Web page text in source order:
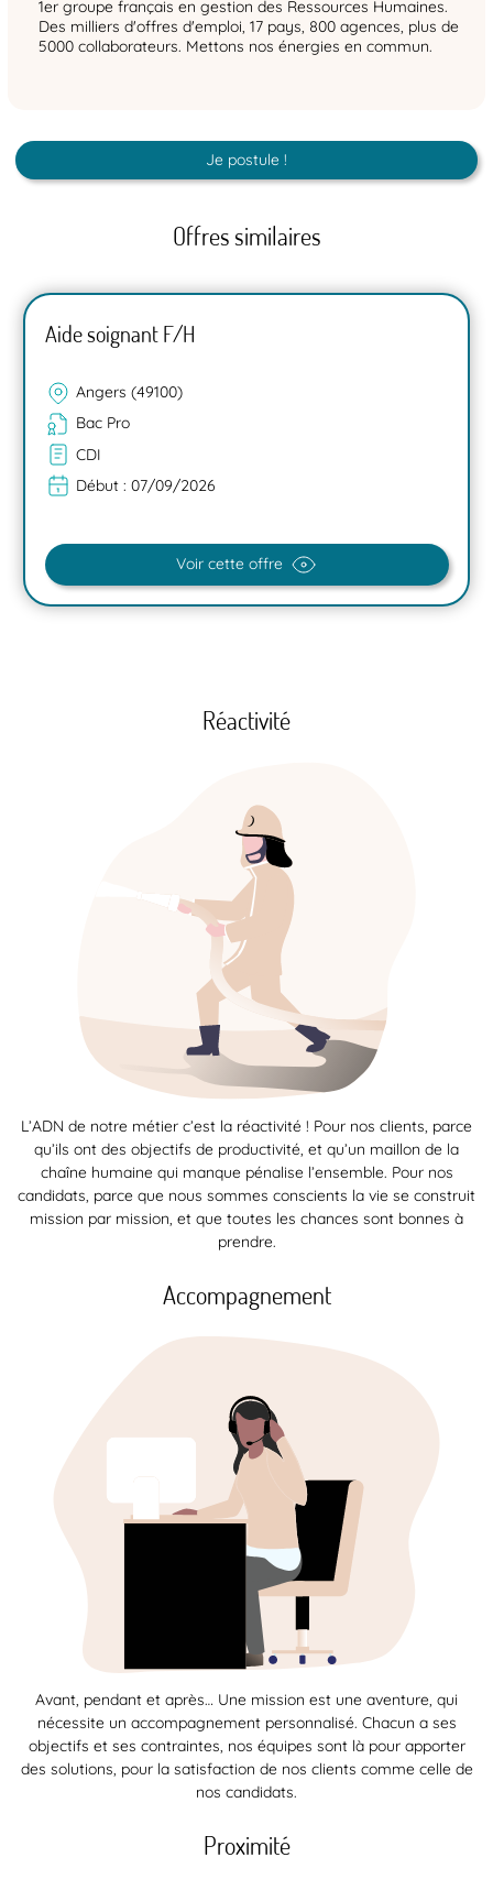
1er groupe français en gestion des Ressources Humaines.
Des milliers d'offres d'emploi, 17 pays, 800 agences, plus de
5000 collaborateurs. Mettons nos énergies en commun.
Je postule !
Offres similaires
Aide soignant F/H
Angers (49100)
Bac Pro
CDI
Début : 07/09/2026
Voir cette offre
Réactivité
L’ADN de notre métier c’est la réactivité ! Pour nos clients, parce
qu’ils ont des objectifs de productivité, et qu’un maillon de la
chaîne humaine qui manque pénalise l’ensemble. Pour nos
candidats, parce que nous sommes conscients la vie se construit
mission par mission, et que toutes les chances sont bonnes à
prendre.
Accompagnement
Avant, pendant et après… Une mission est une aventure, qui
nécessite un accompagnement personnalisé. Chacun a ses
objectifs et ses contraintes, nos équipes sont là pour apporter
des solutions, pour la satisfaction de nos clients comme celle de
nos candidats.
Proximité